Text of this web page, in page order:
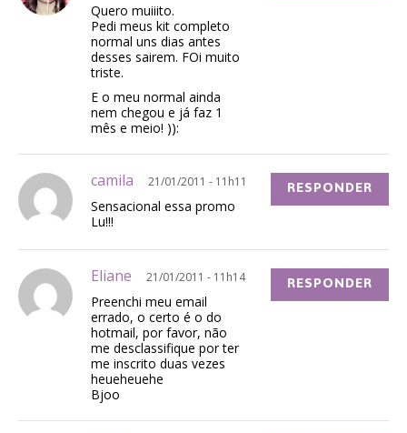
Quero muiiito.
Pedi meus kit completo
normal uns dias antes
desses sairem. FOi muito
triste.
E o meu normal ainda
nem chegou e já faz 1
mês e meio! )):
camila 21/01/2011 - 11h11
Sensacional essa promo
Lu!!!
RESPONDER
Eliane 21/01/2011 - 11h14
Preenchi meu email
errado, o certo é o do
hotmail, por favor, não
me desclassifique por ter
me inscrito duas vezes
heueheuehe
Bjoo
RESPONDER